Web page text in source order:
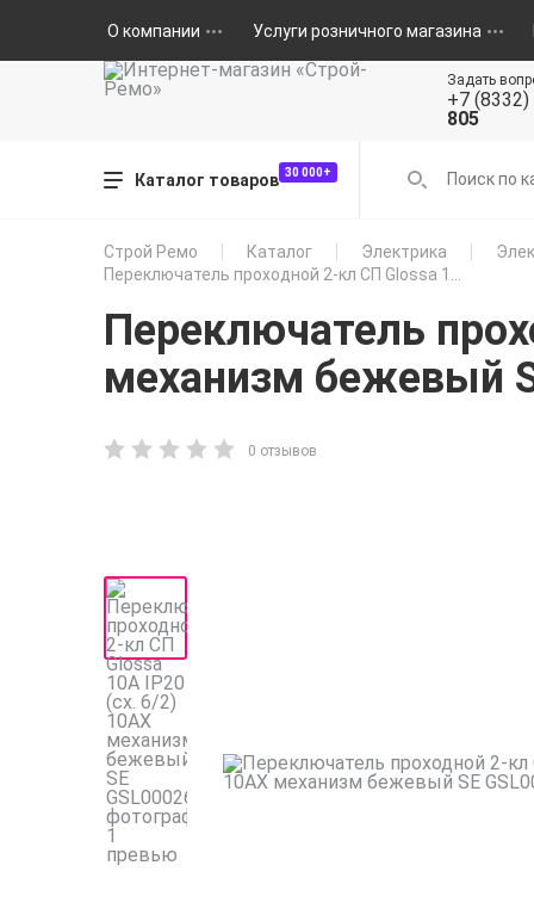
О компании Услуги розничного магазина
Задать
+7 (8332)
805
Каталог товаров 30 000+
Строй Ремо Каталог Электрика
Переключатель проходной 2-кл СП Glossa 1...
Переключатель
механизм бежевый
0 отзывов